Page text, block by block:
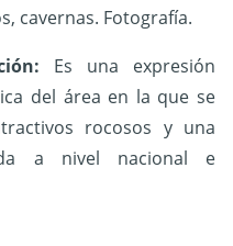
cavernas. Fotografía.
Es una expresión
del área en la que se
rocosos y una
a nivel nacional e